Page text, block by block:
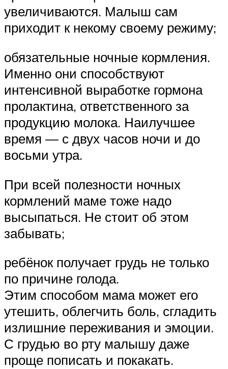
увеличиваются. Малыш сам
приходит к некому своему режиму;
обязательные ночные кормления.
Именно они способствуют
интенсивной выработке гормона
пролактина, ответственного за
продукцию молока. Наилучшее
время — с двух часов ночи и до
восьми утра.
При всей полезности ночных
кормлений маме тоже надо
высыпаться. Не стоит об этом
забывать;
ребёнок получает грудь не только
по причине голода.
Этим способом мама может его
утешить, облегчить боль, сгладить
излишние переживания и эмоции.
С грудью во рту малышу даже
проще пописать и покакать.